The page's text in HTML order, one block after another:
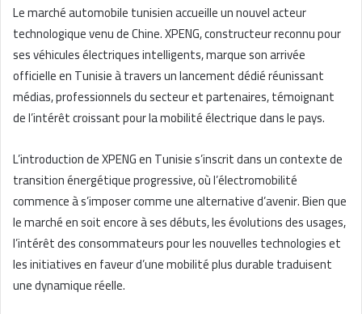
Le marché automobile tunisien accueille un nouvel acteur
technologique venu de Chine. XPENG, constructeur reconnu pour
ses véhicules électriques intelligents, marque son arrivée
officielle en Tunisie à travers un lancement dédié réunissant
médias, professionnels du secteur et partenaires, témoignant
de l’intérêt croissant pour la mobilité électrique dans le pays.
L’introduction de XPENG en Tunisie s’inscrit dans un contexte de
transition énergétique progressive, où l’électromobilité
commence à s’imposer comme une alternative d’avenir. Bien que
le marché en soit encore à ses débuts, les évolutions des usages,
l’intérêt des consommateurs pour les nouvelles technologies et
les initiatives en faveur d’une mobilité plus durable traduisent
une dynamique réelle.